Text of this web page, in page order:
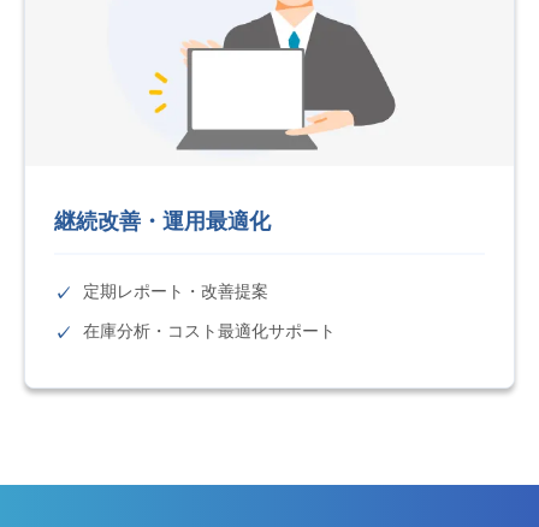
継続改善・運用最適化
定期レポート・改善提案
在庫分析・コスト最適化サポート